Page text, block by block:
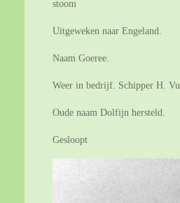
stoom
Uitgeweken naar Engeland.
Naam Goeree.
Weer in bedrijf. Schipper H.
Oude naam Dolfijn hersteld.
Gesloopt